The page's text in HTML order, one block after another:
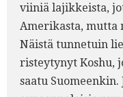
viiniä lajikkeista,
Amerikasta, mutta
Näistä tunnetuin
risteytynyt Koshu,
saatu Suomeenkin.